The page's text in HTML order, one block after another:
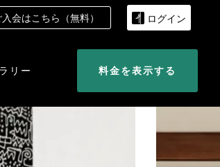
入会はこちら（無料） ログイン
リー 料金を表示する